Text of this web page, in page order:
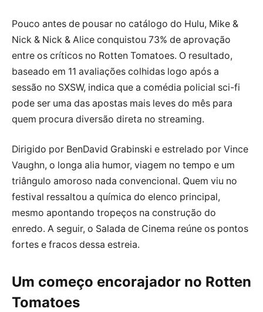
Pouco antes de pousar no catálogo do Hulu, Mike &
Nick & Nick & Alice conquistou 73% de aprovação
entre os críticos no Rotten Tomatoes. O resultado,
baseado em 11 avaliações colhidas logo após a
sessão no SXSW, indica que a comédia policial sci-fi
pode ser uma das apostas mais leves do mês para
quem procura diversão direta no streaming.
Dirigido por BenDavid Grabinski e estrelado por Vince
Vaughn, o longa alia humor, viagem no tempo e um
triângulo amoroso nada convencional. Quem viu no
festival ressaltou a química do elenco principal,
mesmo apontando tropeços na construção do
enredo. A seguir, o Salada de Cinema reúne os pontos
fortes e fracos dessa estreia.
Um começo encorajador no Rotten
Tomatoes